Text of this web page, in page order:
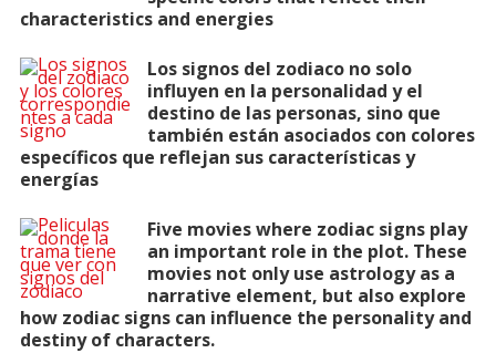
characteristics and energies
Los signos del zodiaco no solo
influyen en la personalidad y el
destino de las personas, sino que
también están asociados con colores
específicos que reflejan sus características y
energías
Five movies where zodiac signs play
an important role in the plot. These
movies not only use astrology as a
narrative element, but also explore
how zodiac signs can influence the personality and
destiny of characters.